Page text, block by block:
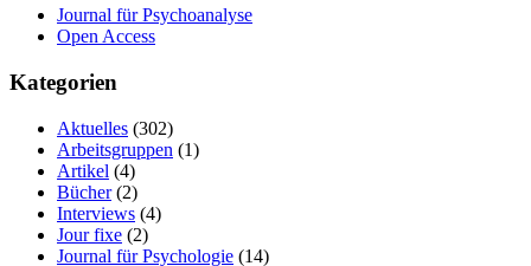
Journal für Psychoanalyse
Open Access
Kategorien
Aktuelles (302)
Arbeitsgruppen (1)
Artikel (4)
Bücher(2)
Interviews (4)
Jour fixe (2)
Journal für Psychologie (14)